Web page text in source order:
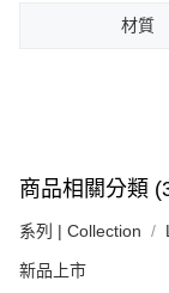
※ 請注意：結帳手續
※ 交易是否成功請以
【注意事項】
１．透過由恩沛科技
易，需依本服務之必
２．關於個人資料處
材質
商品相關分類
系列 | Collection
新品上市